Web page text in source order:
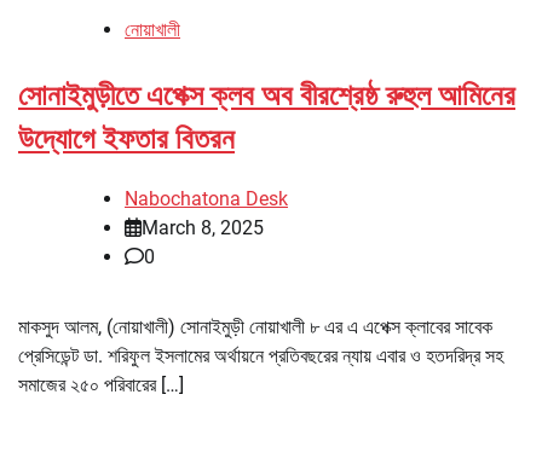
নোয়াখালী
সোনাইমুড়ীতে এপেক্স ক্লব অব বীরশ্রেষ্ঠ রুহুল আমিনের
উদ্যোগে ইফতার বিতরন
Nabochatona Desk
March 8, 2025
0
মাকসুদ আলম, (নোয়াখালী) সোনাইমুড়ী নোয়াখালী ৮ এর এ এপেক্স ক্লাবের সাবেক
প্রেসিডেন্ট ডা. শরিফুল ইসলামের অর্থায়নে প্রতিবছরের ন্যায় এবার ও হতদরিদ্র সহ
সমাজের ২৫০ পরিবারের […]